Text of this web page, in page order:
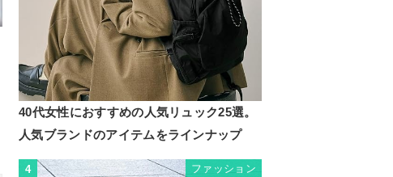
40代女性におすすめの人気リュック25選。
人気ブランドのアイテムをラインナップ
4 ファッション